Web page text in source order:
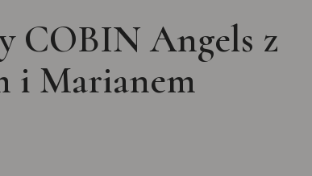
COBIN Angels z
i Marianem